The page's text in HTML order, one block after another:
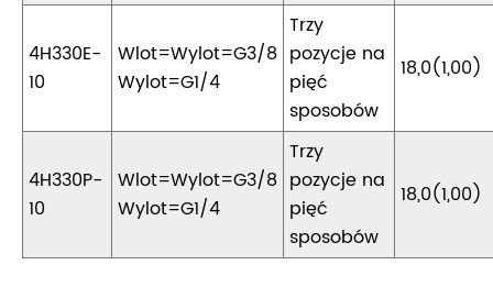
4H330E-
10
Wlot=Wylot=G3/8
Wylot=G1/4
Trzy
pozycje na
pięć
sposobów
18,0(1,00)
4H330P-
10
Wlot=Wylot=G3/8
Wylot=G1/4
Trzy
pozycje na
pięć
sposobów
18,0(1,00)